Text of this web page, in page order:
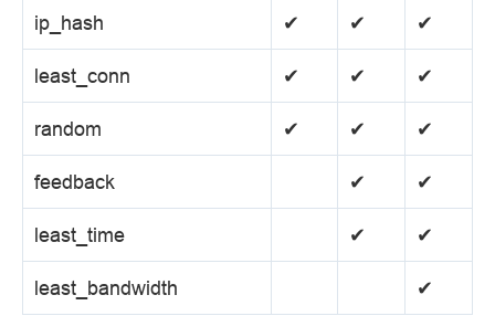
ip_hash ✔ ✔ ✔
least_conn ✔ ✔ ✔
random ✔ ✔ ✔
feedback ✔ ✔
least_time ✔ ✔
least_bandwidth ✔